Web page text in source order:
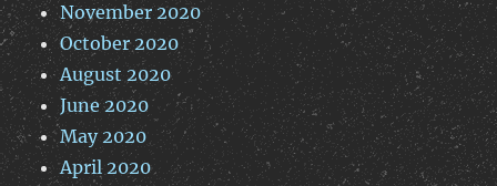
November 2020
October 2020
August 2020
June 2020
May 2020
April 2020